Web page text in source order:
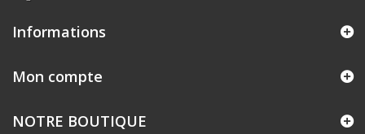
Informations
Mon compte
NOTRE BOUTIQUE